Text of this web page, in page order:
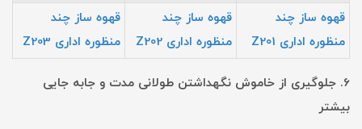
قهوه ساز چند
منظوره اداری Z201
قهوه ساز چند
منظوره اداری Z202
قهوه ساز چند
منظوره اداری Z203
6. جلوگیری از خاموش نگهداشتن طولانی مدت و جابه جایی
بیشتر